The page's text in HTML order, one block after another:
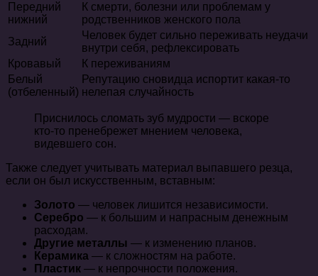
Передний
нижний
К смерти, болезни или проблемам у
родственников женского пола
Задний
Человек будет сильно переживать неудачи
внутри себя, рефлексировать
Кровавый
К переживаниям
Белый
(отбеленный)
Репутацию сновидца испортит какая-то
нелепая случайность
Приснилось сломать зуб мудрости — вскоре
кто-то пренебрежет мнением человека,
видевшего сон.
Также следует учитывать материал выпавшего резца,
если он был искусственным, вставным:
Золото — человек лишится независимости.
Серебро — к большим и напрасным денежным
расходам.
Другие металлы — к изменению планов.
Керамика — к сложностям на работе.
Пластик — к непрочности положения.